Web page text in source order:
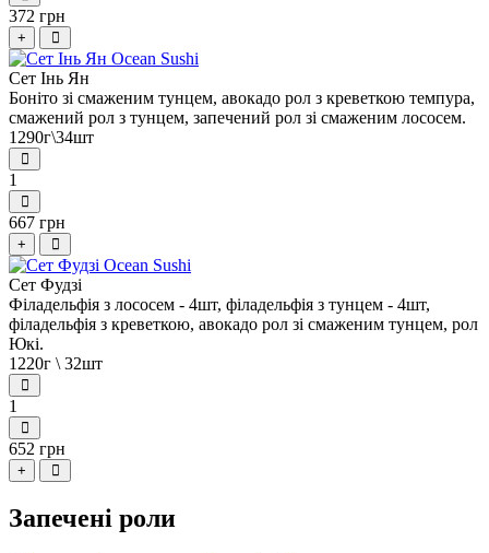
372 грн
+
Сет Інь Ян
Боніто зі смаженим тунцем, авокадо рол з креветкою темпура,
смажений рол з тунцем, запечений рол зі смаженим лососем.
1290г\34шт
1
667 грн
+
Сет Фудзі
Філадельфія з лососем - 4шт, філадельфія з тунцем - 4шт,
філадельфія з креветкою, авокадо рол зі смаженим тунцем, рол
Юкі.
1220г \ 32шт
1
652 грн
+
Запечені роли